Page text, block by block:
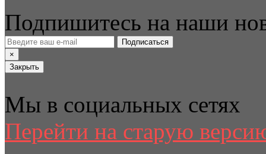
Подпишитесь на наши
Подписаться
×
Закрыть
Мы в социальных сетях
Перейти на старую